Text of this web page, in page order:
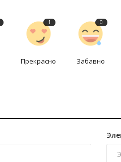
1
Прекрасно
0
Забавно